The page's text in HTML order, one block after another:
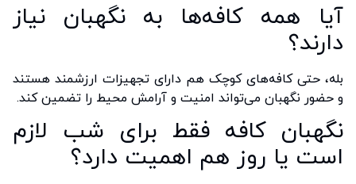
آیا همه کافه‌ها به نگهبان نیاز
دارند؟
بله، حتی کافه‌های کوچک هم دارای تجهیزات ارزشمند هستند
و حضور نگهبان می‌تواند امنیت و آرامش محیط را تضمین کند.
نگهبان کافه فقط برای شب لازم
است یا روز هم اهمیت دارد؟